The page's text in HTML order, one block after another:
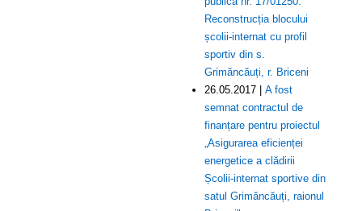
Reconstrucția blocului
școlii-internat cu profil
sportiv din s.
Grimăncăuți, r. Briceni
26.05.2017 | A fost
semnat contractul de
finanțare pentru proiectul
„Asigurarea eficienței
energetice a clădirii
Școlii-internat sportive din
satul Grimăncăuți, raionul